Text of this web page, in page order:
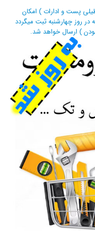
پست و ادارات ) امکان
در روز چهارشنبه ثبت میگردد
) ارسال خواهد شد.